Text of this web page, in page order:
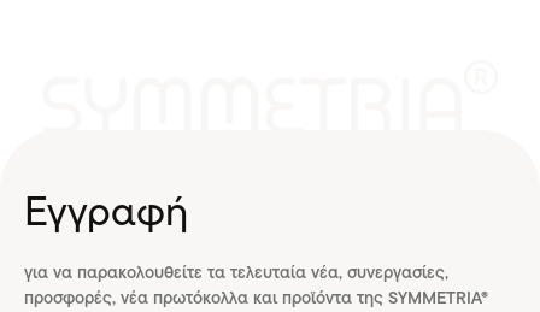
Εγγραφή
για να παρακολουθείτε τα τελευταία νέα, συνεργασίες,
προσφορές, νέα πρωτόκολλα και προϊόντα της SYMMETRIA®